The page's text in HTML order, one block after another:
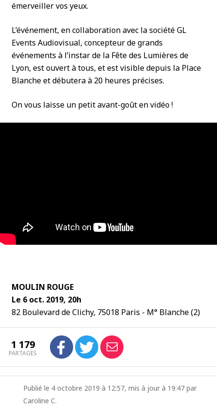
émerveiller vos yeux.
L’événement, en collaboration avec la société GL
Events Audiovisual, concepteur de grands
événements à l’instar de la Fête des Lumières de
Lyon, est ouvert à tous, et est visible depuis la Place
Blanche et débutera à 20 heures précises.
On vous laisse un petit avant-goût en vidéo !
MOULIN ROUGE
Le 6 oct. 2019, 20h
82 Boulevard de Clichy, 75018 Paris - M° Blanche (2)
1 179
PARTAGES
Publié le 4 octobre 2019 à 12:57, mis à jour à 19:47 par
Caroline C.